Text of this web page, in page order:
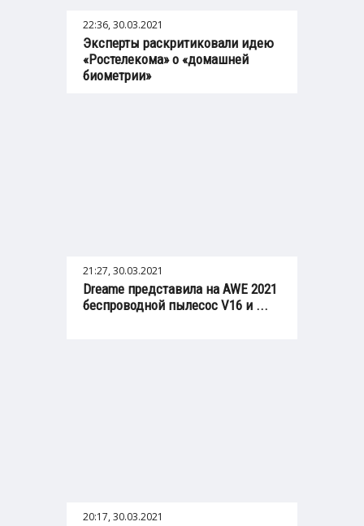
22:36, 30.03.2021
Эксперты раскритиковали идею
«Ростелекома» о «домашней
биометрии»
21:27, 30.03.2021
Dreame представила на AWE 2021
беспроводной пылесос V16 и ...
20:17, 30.03.2021